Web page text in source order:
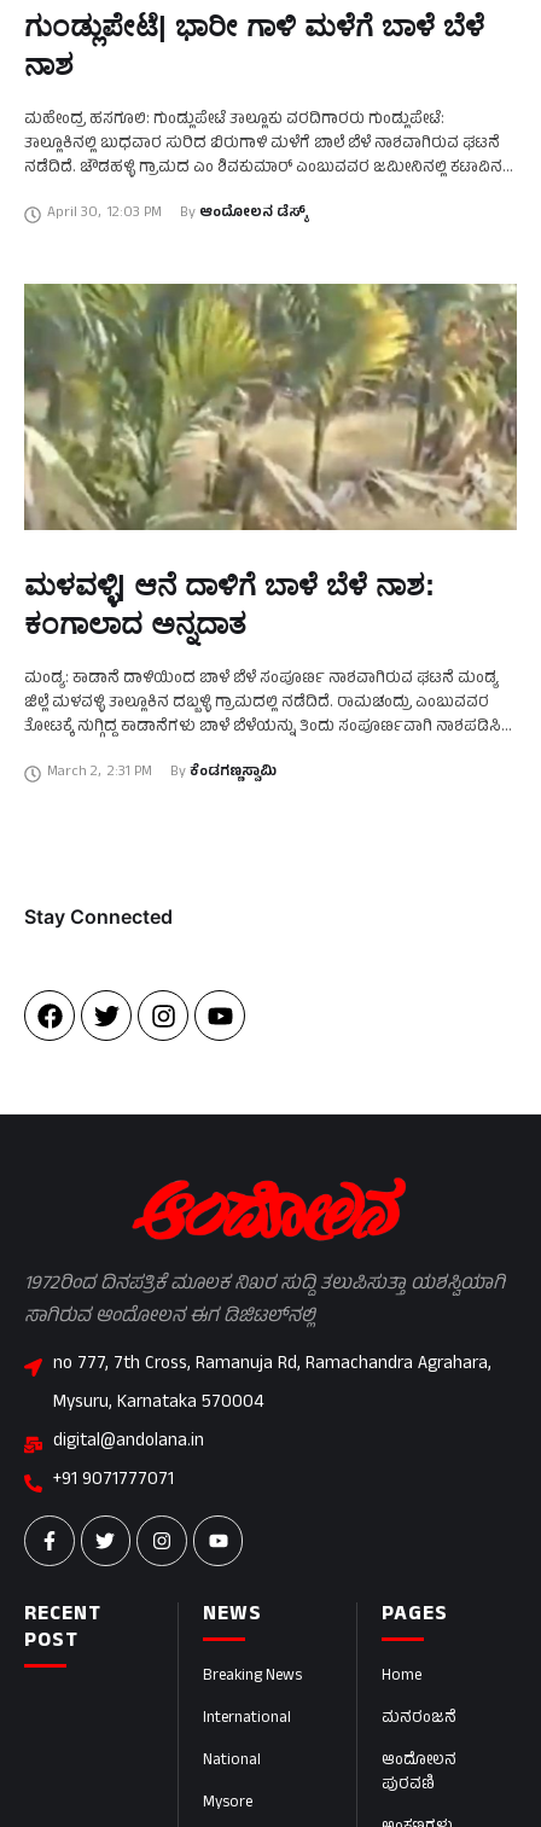
ಗುಂಡ್ಲುಪೇಟೆ| ಭಾರೀ ಗಾಳಿ ಮಳೆಗೆ ಬಾಳೆ ಬೆಳೆ
ನಾಶ
ಮಹೇಂದ್ರ ಹಸಗೂಲಿ: ಗುಂಡ್ಲುಪೇಟೆ ತಾಲ್ಲೂಕು ವರದಿಗಾರರು ಗುಂಡ್ಲುಪೇಟೆ:
ತಾಲ್ಲೂಕಿನಲ್ಲಿ‌ ಬುಧವಾರ ಸುರಿದ ಬಿರುಗಾಳಿ ಮಳೆಗೆ ಬಾಲೆ ಬೆಳೆ ನಾಶವಾಗಿರುವ ಘಟನೆ
ನಡೆದಿದೆ. ಚೌಡಹಳ್ಳಿ ಗ್ರಾಮದ ಎಂ ಶಿವಕುಮಾರ್ ಎಂಬುವವರ ಜಮೀನಿನಲ್ಲಿ ಕಟಾವಿನ
April 30, 12:03 PM By ಆಂದೋಲನ ಡೆಸ್ಕ್
ಮಳವಳ್ಳಿ| ಆನೆ ದಾಳಿಗೆ ಬಾಳೆ ಬೆಳೆ ನಾಶ:
ಕಂಗಾಲಾದ ಅನ್ನದಾತ
ಮಂಡ್ಯ: ಕಾಡಾನೆ ದಾಳಿಯಿಂದ ಬಾಳೆ ಬೆಳೆ ಸಂಪೂರ್ಣ ನಾಶವಾಗಿರುವ ಘಟನೆ ಮಂಡ್ಯ
ಜಿಲ್ಲೆ ಮಳವಳ್ಳಿ ತಾಲ್ಲೂಕಿನ ದಬ್ಬಳ್ಳಿ ಗ್ರಾಮದಲ್ಲಿ ನಡೆದಿದೆ. ರಾಮಚಂದ್ರು ಎಂಬುವವರ
ತೋಟಕ್ಕೆ ನುಗ್ಗಿದ್ದ ಕಾಡಾನೆಗಳು ಬಾಳೆ ಬೆಳೆಯನ್ನು ತಿಂದು ಸಂಪೂರ್ಣವಾಗಿ ನಾಶಪಡಿಸಿವೆ.
March 2, 2:31 PM By ಕೆಂಡಗಣ್ಣಸ್ವಾಮಿ
Stay Connected​
PAGES
Home
ಮನರಂಜನೆ
ಆಂದೋಲನ
ಪುರವಣಿ
NEWS
Breaking News
International
National
Mysore
RECENT
POST
1972ರಿಂದ ದಿನಪತ್ರಿಕೆ ಮೂಲಕ ನಿಖರ ಸುದ್ದಿ ತಲುಪಿಸುತ್ತಾ ಯಶಸ್ವಿಯಾಗಿ
ಸಾಗಿರುವ ಆಂದೋಲನ ಈಗ ಡಿಜಿಟಲ್‌ನಲ್ಲಿ
no 777, 7th Cross, Ramanuja Rd, Ramachandra Agrahara,
Mysuru, Karnataka 570004
digital@andolana.in
+91 9071777071